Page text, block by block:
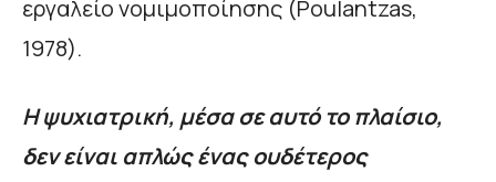
εργαλείο νομιμοποίησης (Poulantzas,
1978).
Η ψυχιατρική, μέσα σε αυτό το πλαίσιο,
δεν είναι απλώς ένας ουδέτερος